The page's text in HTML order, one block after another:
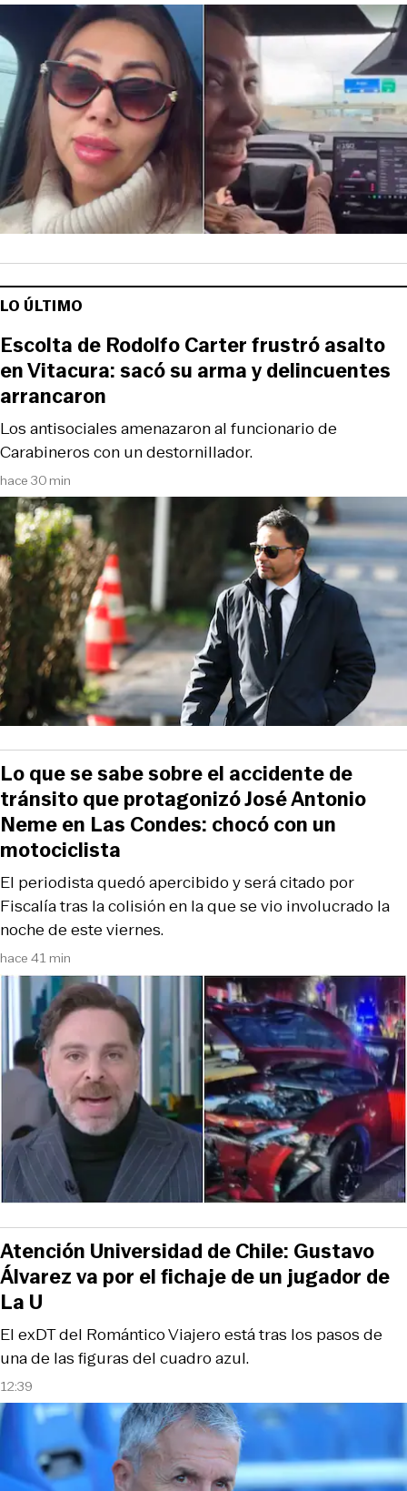
LO ÚLTIMO
hace 30 min
Los antisociales amenazaron al funcionario de
Carabineros con un destornillador.
Escolta de Rodolfo Carter frustró asalto
en Vitacura: sacó su arma y delincuentes
arrancaron
hace 41 min
El periodista quedó apercibido y será citado por
Fiscalía tras la colisión en la que se vio involucrado la
noche de este viernes.
Lo que se sabe sobre el accidente de
tránsito que protagonizó José Antonio
Neme en Las Condes: chocó con un
motociclista
12:39
El exDT del Romántico Viajero está tras los pasos de
una de las figuras del cuadro azul.
Atención Universidad de Chile: Gustavo
Álvarez va por el fichaje de un jugador de
La U